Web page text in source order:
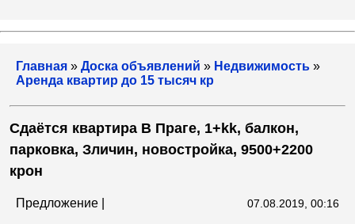
Главная » Доска объявлений » Недвижимость »
Аренда квартир до 15 тысяч кр
Сдаётся квартира В Праге, 1+kk, балкон,
парковка, Зличин, новостройка, 9500+2200
крон
Предложение | 07.08.2019, 00:16